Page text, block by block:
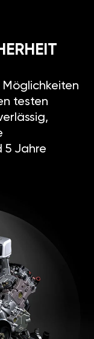
testen
5 Jahre